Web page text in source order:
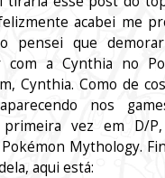
acabei me
pensei que
com a Cynthia no
Cynthia. Como de
nos
primeira vez em D/
Mythology.
aqui está: